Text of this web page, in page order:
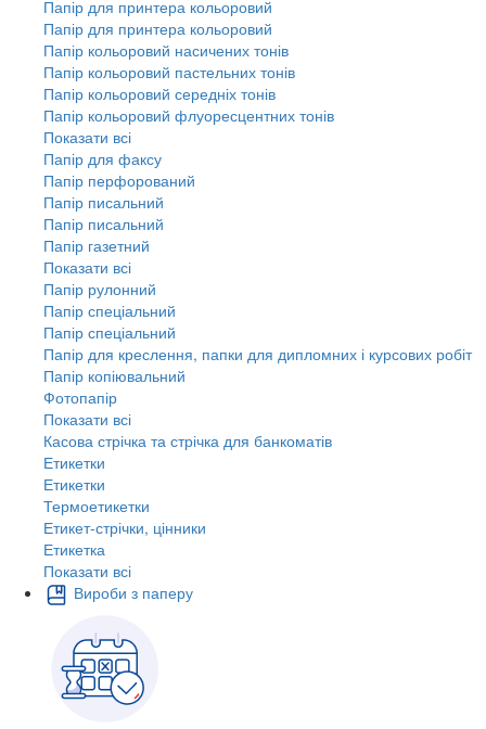
Папір для принтера кольоровий
Папір для принтера кольоровий
Папір кольоровий насичених тонів
Папір кольоровий пастельних тонів
Папір кольоровий середніх тонів
Папір кольоровий флуоресцентних тонів
Показати всі
Папір для факсу
Папір перфорований
Папір писальний
Папір писальний
Папір газетний
Показати всі
Папір рулонний
Папір спеціальний
Папір спеціальний
Папір для креслення, папки для дипломних і курсових робіт
Папір копіювальний
Фотопапір
Показати всі
Касова стрічка та стрічка для банкоматів
Етикетки
Етикетки
Термоетикетки
Етикет-стрічки, цінники
Етикетка
Показати всі
Вироби з паперу